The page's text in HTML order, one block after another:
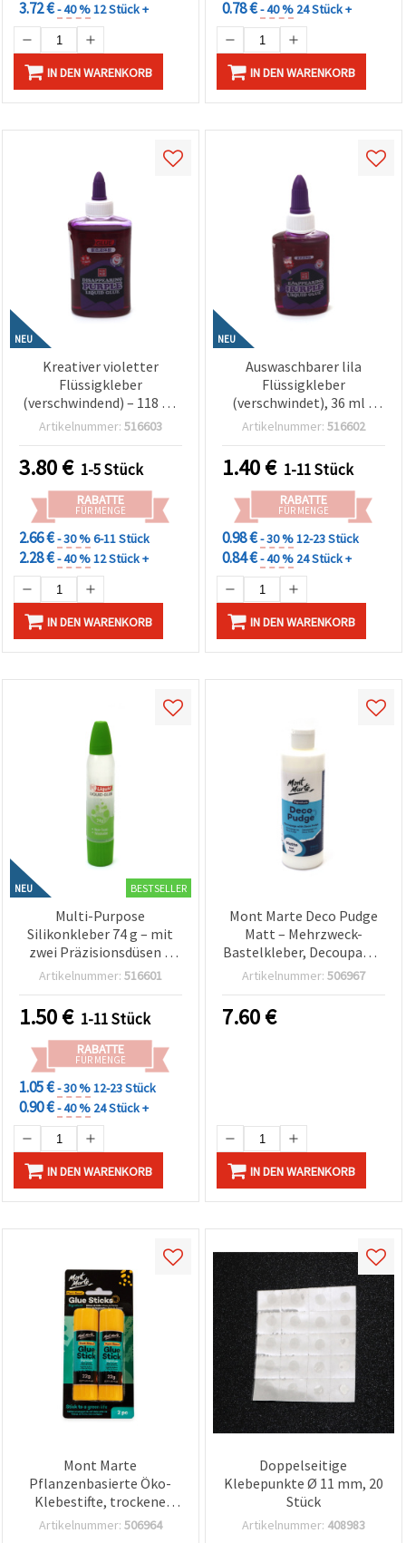
3.72 €- 40 %12 Stück +
IN DEN WARENKORB
0.78 €- 40 % 24 Stück +
IN DEN WARENKORB
NEU
Kreativer violetter
Flüssigkleber
(verschwindend) – 118 ml
– leicht aufzutragen,
ideal für Kinder, Basteln,
Papier & Scrapbooking
Artikelnummer: 516603
3.80€ 1-5 Stück
RABATTE
FÜR MENGE
2.66 €- 30 %6-11 Stück
2.28 €- 40 %12 Stück +
IN DEN WARENKORB
NEU
Auswaschbarer lila
Flüssigkleber
(verschwindet), 36 ml –
einfach aufzutragen,
ideal für Kinder, Basteln
und Papierkunst
Artikelnummer: 516602
1.40€ 1-11 Stück
RABATTE
FÜR MENGE
0.98 €- 30 %12-23 Stück
0.84 €- 40 % 24 Stück +
IN DEN WARENKORB
NEU BESTSELLER
Multi-Purpose
Silikonkleber 74 g – mit
zwei Präzisionsdüsen –
ideal für Schmuckbasteln,
DIY-Projekte
Artikelnummer: 516601
1.50€ 1-11 Stück
RABATTE
FÜR MENGE
1.05 €- 30 %12-23 Stück
0.90 €- 40 % 24 Stück +
IN DEN WARENKORB
Mont Marte Deco Pudge
Matt – Mehrzweck-
Bastelkleber, Decoupage-
Versiegler &
Artikelnummer: 506967
7.60€
IN DEN WARENKORB
Mont Marte
Pflanzenbasierte Öko-
Klebestifte, trockene
Rezeptur, 2 Stück
Artikelnummer: 506964
Doppelseitige
Klebepunkte Ø 11 mm, 20
Stück
Artikelnummer: 408983